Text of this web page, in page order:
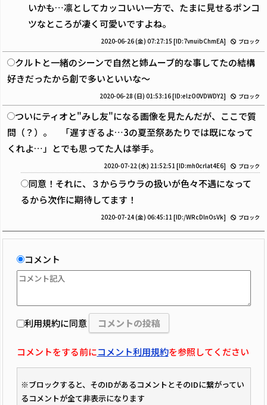
いかも…凛としてカッコいい一方で、たまに見せるポンコ
ツなところが凄く可愛いですよね。
2020-06-26 (金) 07:27:15 [ID:7vnuibChmEA] ブロック
クルトと一緒のシーンで自然と姉ムーブ的な事してたの結構
好きだったから創で多いといいな〜
2020-06-28 (日) 01:53:16[ID:elzO0VDWDY2] ブロック
ついにティオと"みし友"になる画像を見たんだが、ここで質
問（？）。 「遅すぎるよ…3の夏至祭あたりでは既になって
くれよ…」とでも思ってた人は挙手。
2020-07-22 (水) 21:52:51 [ID:mh0crlat4E6] ブロック
同意！それに、３からラウラの扱いが色々不遇になって
るから次作に期待してます！
2020-07-24 (金) 06:45:11 [ID:/WRcDlnOsVk] ブロック
コメント
利用規約に同意
コメントをする前にコメント利用規約を参照してください
※ブロックすると、そのIDがあるコメントとそのIDに繋がってい
るコメントが全て非表示になります